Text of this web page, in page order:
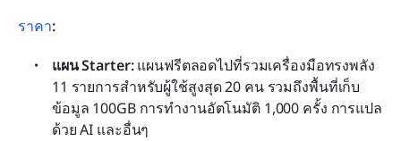
ราคา:
แผน Starter: แผนฟรีตลอดไปที่รวมเครื่องมือทรงพลัง
11 รายการสำหรับผู้ใช้สูงสุด 20 คน รวมถึงพื้นที่เก็บ
ข้อมูล 100GB การทำงานอัตโนมัติ 1,000 ครั้ง การแปล
ด้วย AI และอื่นๆ